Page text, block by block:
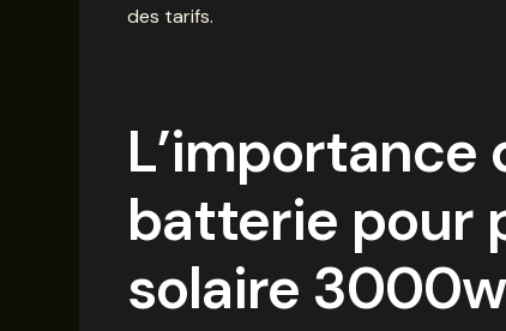
des tarifs.
L’importance
batterie pour
solaire 3000w